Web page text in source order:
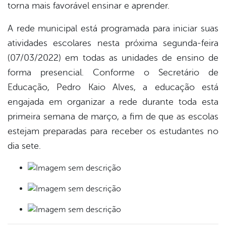
torna mais favorável ensinar e aprender.
A rede municipal está programada para iniciar suas
atividades escolares nesta próxima segunda-feira
(07/03/2022) em todas as unidades de ensino de
forma presencial. Conforme o Secretário de
Educação, Pedro Kaio Alves, a educação está
engajada em organizar a rede durante toda esta
primeira semana de março, a fim de que as escolas
estejam preparadas para receber os estudantes no
dia sete.